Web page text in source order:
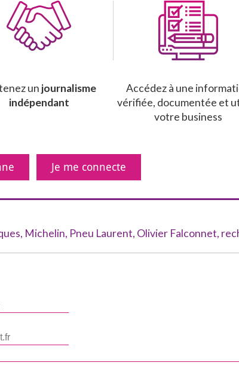
un journalisme
indépendant
Accédez à une
vérifiée, documentée et
votre business
Je me connecte
, Michelin, Pneu Laurent, Olivier Falconnet,